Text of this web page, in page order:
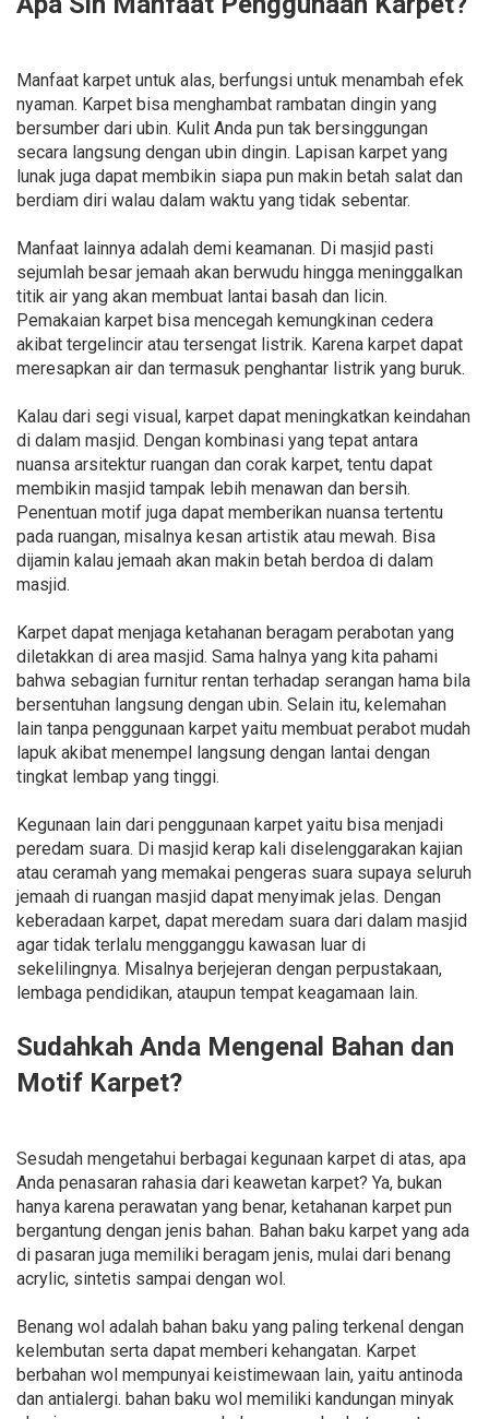
Manfaat karpet untuk alas, berfungsi untuk menambah efek
nyaman. Karpet bisa menghambat rambatan dingin yang
bersumber dari ubin. Kulit Anda pun tak bersinggungan
secara langsung dengan ubin dingin. Lapisan karpet yang
lunak juga dapat membikin siapa pun makin betah salat dan
berdiam diri walau dalam waktu yang tidak sebentar.
Manfaat lainnya adalah demi keamanan. Di masjid pasti
sejumlah besar jemaah akan berwudu hingga meninggalkan
titik air yang akan membuat lantai basah dan licin.
Pemakaian karpet bisa mencegah kemungkinan cedera
akibat tergelincir atau tersengat listrik. Karena karpet dapat
meresapkan air dan termasuk penghantar listrik yang buruk.
Kalau dari segi visual, karpet dapat meningkatkan keindahan
di dalam masjid. Dengan kombinasi yang tepat antara
nuansa arsitektur ruangan dan corak karpet, tentu dapat
membikin masjid tampak lebih menawan dan bersih.
Penentuan motif juga dapat memberikan nuansa tertentu
pada ruangan, misalnya kesan artistik atau mewah. Bisa
dijamin kalau jemaah akan makin betah berdoa di dalam
masjid.
Karpet dapat menjaga ketahanan beragam perabotan yang
diletakkan di area masjid. Sama halnya yang kita pahami
bahwa sebagian furnitur rentan terhadap serangan hama bila
bersentuhan langsung dengan ubin. Selain itu, kelemahan
lain tanpa penggunaan karpet yaitu membuat perabot mudah
lapuk akibat menempel langsung dengan lantai dengan
tingkat lembap yang tinggi.
Kegunaan lain dari penggunaan karpet yaitu bisa menjadi
peredam suara. Di masjid kerap kali diselenggarakan kajian
atau ceramah yang memakai pengeras suara supaya seluruh
jemaah di ruangan masjid dapat menyimak jelas. Dengan
keberadaan karpet, dapat meredam suara dari dalam masjid
agar tidak terlalu mengganggu kawasan luar di
sekelilingnya. Misalnya berjejeran dengan perpustakaan,
lembaga pendidikan, ataupun tempat keagamaan lain.
Sudahkah Anda Mengenal Bahan dan
Motif Karpet?
Sesudah mengetahui berbagai kegunaan karpet di atas, apa
Anda penasaran rahasia dari keawetan karpet? Ya, bukan
hanya karena perawatan yang benar, ketahanan karpet pun
bergantung dengan jenis bahan. Bahan baku karpet yang ada
di pasaran juga memiliki beragam jenis, mulai dari benang
acrylic, sintetis sampai dengan wol.
Benang wol adalah bahan baku yang paling terkenal dengan
kelembutan serta dapat memberi kehangatan. Karpet
berbahan wol mempunyai keistimewaan lain, yaitu antinoda
dan antialergi. bahan baku wol memiliki kandungan minyak